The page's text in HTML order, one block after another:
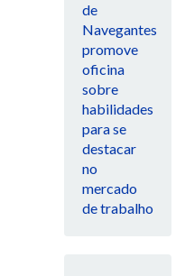
de
Navegantes
promove
oficina
sobre
habilidades
para se
destacar
no
mercado
de trabalho